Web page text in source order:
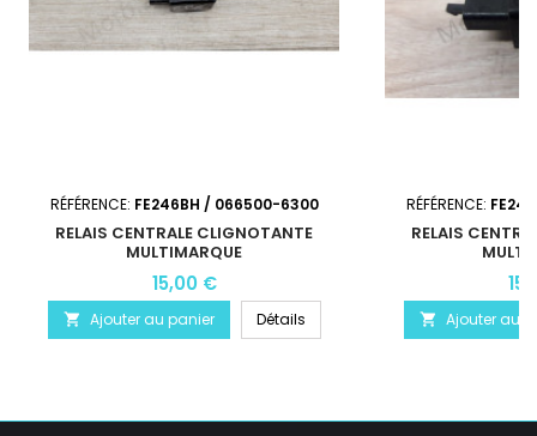
RÉFÉRENCE: FE246BH / 066500-6300
RELAIS CENTRALE CLIGNOTANTE
MULTIMARQUE
15,00 €
 Ajouter au panier Détails
RÉFÉRENCE:
RELAIS
 Ajouter au